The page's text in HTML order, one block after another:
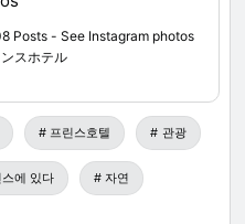
Posts - See Instagram photos
スホテル
프린스호텔 관광
에 있다 자연